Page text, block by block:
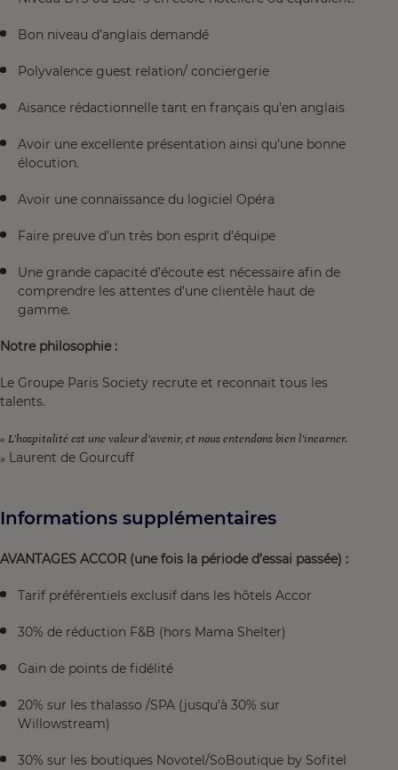
Bon niveau d’anglais demandé
Polyvalence guest relation/ conciergerie
Aisance rédactionnelle tant en français qu’en anglais
Avoir une excellente présentation ainsi qu’une bonne
élocution.
Avoir une connaissance du logiciel Opéra
Faire preuve d’un très bon esprit d’équipe
Une grande capacité d’écoute est nécessaire afin de
comprendre les attentes d’une clientèle haut de
gamme.
Notre philosophie :
Le Groupe Paris Society recrute et reconnait tous les
talents.
« L’hospitalité est une valeur d’avenir, et nous entendons bien l’incarner.
» Laurent de Gourcuff
Informations supplémentaires
AVANTAGES ACCOR (une fois la période d’essai passée) :
Tarif préférentiels exclusif dans les hôtels Accor
30% de réduction F&B (hors Mama Shelter)
Gain de points de fidélité
20% sur les thalasso /SPA (jusqu’à 30% sur
Willowstream)
30% sur les boutiques Novotel/SoBoutique by Sofitel